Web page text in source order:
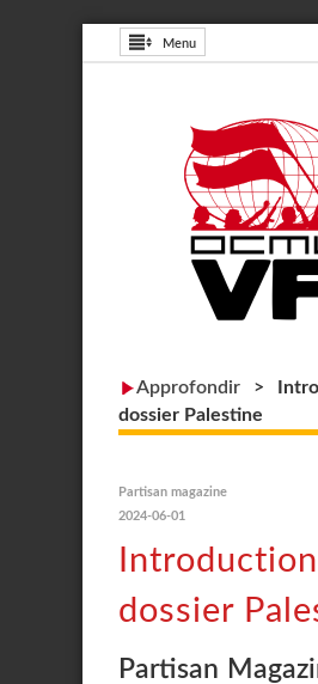
Menu
Approfondir >
dossier Palestine
Partisan magazine
2024-06-01
dossier
Partisan